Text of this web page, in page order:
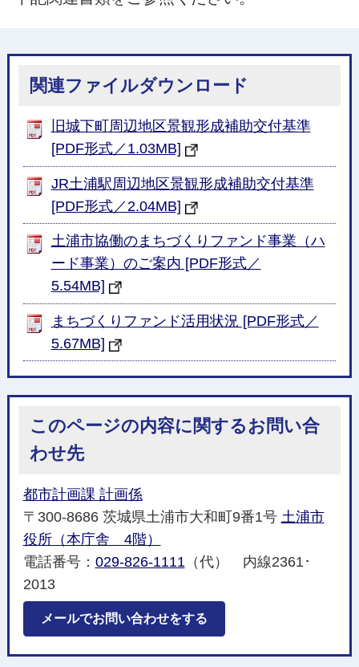
関連ファイルダウンロード
旧城下町周辺地区景観形成補助交付基準
[PDF形式／1.03MB]
JR土浦駅周辺地区景観形成補助交付基準
[PDF形式／2.04MB]
土浦市協働のまちづくりファンド事業（ハ
ード事業）のご案内 [PDF形式／
5.54MB]
まちづくりファンド活用状況 [PDF形式／
5.67MB]
このページの内容に関するお問い合
わせ先
都市計画課 計画係
〒300-8686 茨城県土浦市大和町9番1号 土浦市
役所（本庁舎 4階）
電話番号： 029-826-1111 （代） 内線2361･
2013
メールでお問い合わせをする